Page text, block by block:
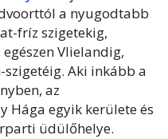
a nyugodtabb
fríz szigetekig,
Vlielandig,
Aki inkább a
az
Hága egyik kerülete és
üdülőhelye.